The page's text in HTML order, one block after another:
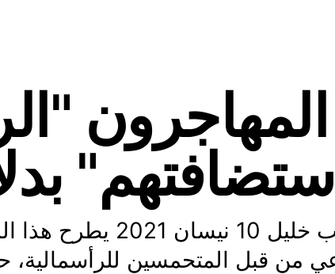
المهاجرون
استضافتهم"
صائب خليل 10
من قبل المتحمسين